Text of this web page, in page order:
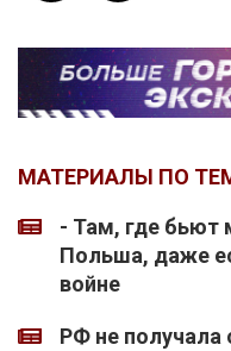
МАТЕРИАЛЫ ПО
- Там, где бьют
Польша, даже
войне
РФ не получала